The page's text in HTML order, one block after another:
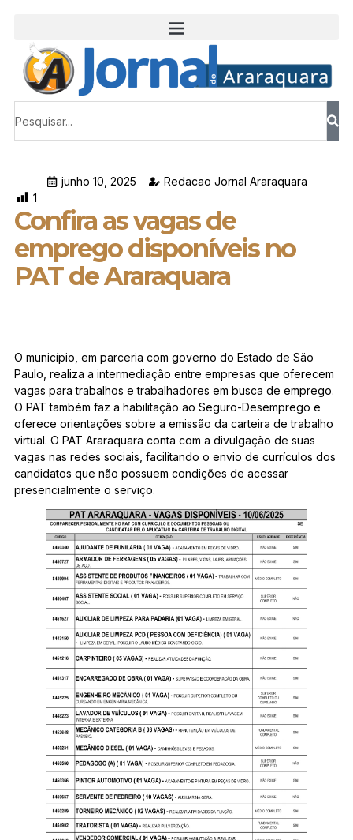
junho 10, 2025
Redacao Jornal Araraquara
1
Confira as vagas de
emprego disponíveis no
PAT de Araraquara
O município, em parceria com governo do Estado de São
Paulo, realiza a intermediação entre empresas que oferecem
vagas para trabalhos e trabalhadores em busca de emprego.
O PAT também faz a habilitação ao Seguro-Desemprego e
oferece orientações sobre a emissão da carteira de trabalho
virtual. O PAT Araraquara conta com a divulgação de suas
vagas nas redes sociais, facilitando o envio de currículos dos
candidatos que não possuem condições de acessar
presencialmente o serviço.